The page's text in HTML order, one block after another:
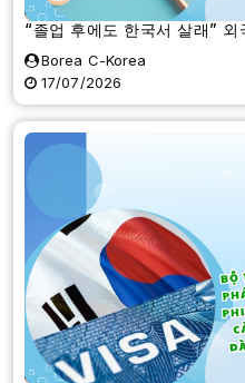
“졸업 후에도 한국서 살래”
Borea C-Korea
17/07/2026